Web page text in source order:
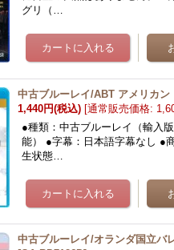
グリ（…
中古ブルーレイ/ABT アメリカン
1,440円(税込) [通常販売価格:
●種類：中古ブルーレイ（輸入
能） ●字幕：日本語字幕なし ●
生状態…
中古ブルーレイ/オランダ国立バ